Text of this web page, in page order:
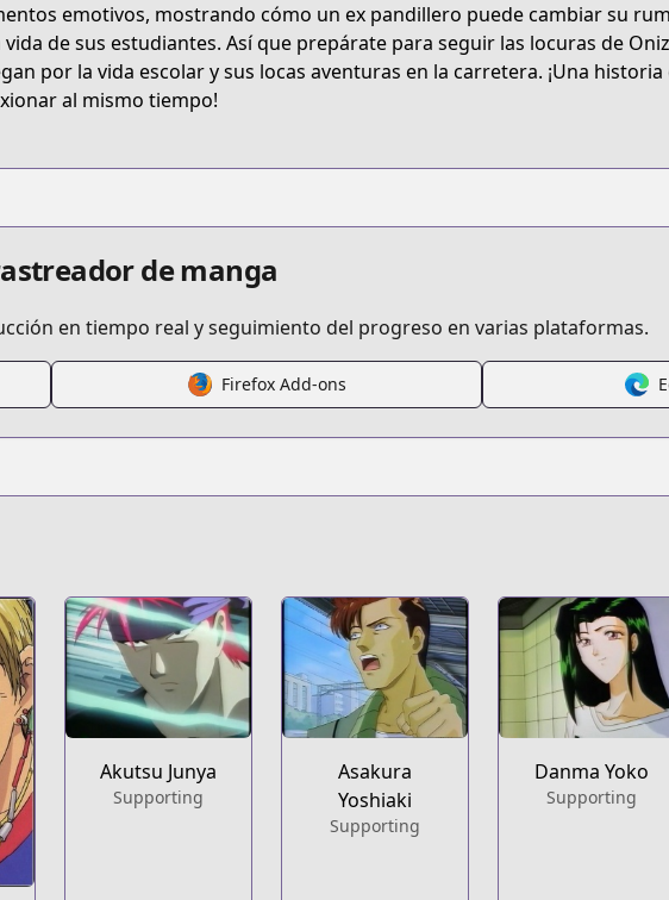
junai-gumi
emotivos, mostrando cómo un ex pandillero puede cambiar su
vida de sus estudiantes. Así que prepárate para seguir las locuras de
por la vida escolar y sus locas aventuras en la carretera. ¡Una
al mismo tiempo!
de manga
en tiempo real y seguimiento del progreso en varias plataformas.
Firefox Add-ons
Akutsu Junya
Supporting
Asakura
Yoshiaki
Supporting
Danma Yoko
Supporting